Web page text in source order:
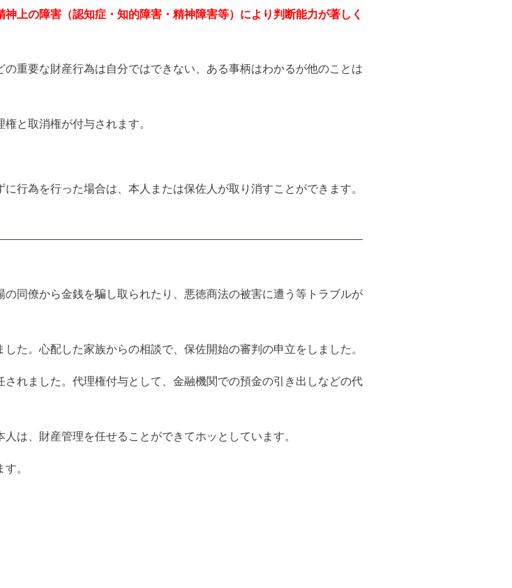
神上の障害（認知症・知的障害・精神障害等）により判断能力が著しく
重要な財産行為は自分ではできない、ある事柄はわかるが他のことは
と取消権が付与されます。
行為を行った場合は、本人または保佐人が取り消すことができます。
同僚から金銭を騙し取られたり、悪徳商法の被害に遭う等トラブルが
た。心配した家族からの相談で、保佐開始の審判の申立をしました。
れました。代理権付与として、金融機関での預金の引き出しなどの代
は、財産管理を任せることができてホッとしています。
。